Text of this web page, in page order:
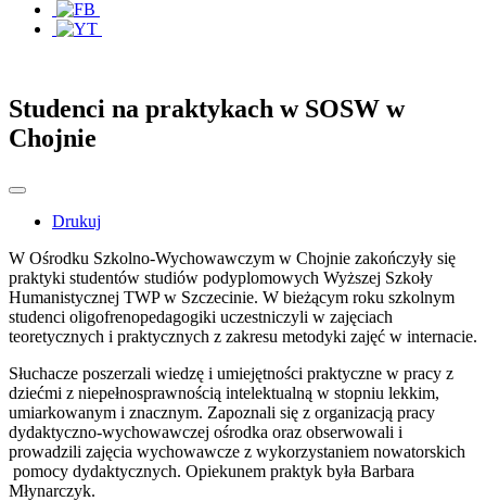
Studenci na praktykach w SOSW w
Chojnie
Drukuj
W Ośrodku Szkolno-Wychowawczym w Chojnie zakończyły się
praktyki studentów studiów podyplomowych Wyższej Szkoły
Humanistycznej TWP w Szczecinie. W bieżącym roku szkolnym
studenci oligofrenopedagogiki uczestniczyli w zajęciach
teoretycznych i praktycznych z zakresu metodyki zajęć w internacie.
Słuchacze poszerzali wiedzę i umiejętności praktyczne w pracy z
dziećmi z niepełnosprawnością intelektualną w stopniu lekkim,
umiarkowanym i znacznym. Zapoznali się z organizacją pracy
dydaktyczno-wychowawczej ośrodka oraz obserwowali i
prowadzili zajęcia wychowawcze z wykorzystaniem nowatorskich
pomocy dydaktycznych. Opiekunem praktyk była Barbara
Młynarczyk.